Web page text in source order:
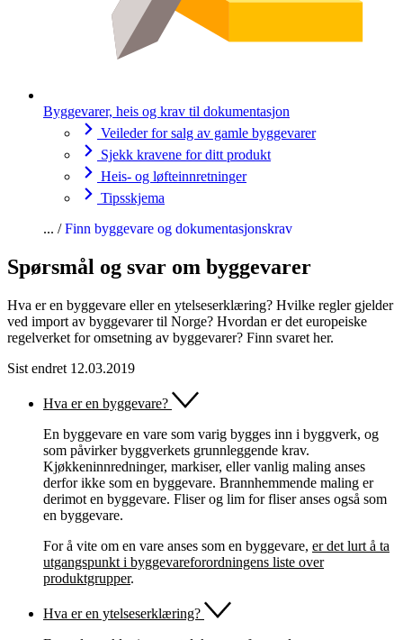
Byggevarer, heis og krav til dokumentasjon
Veileder for salg av gamle byggevarer
Sjekk kravene for ditt produkt
Heis- og løfteinnretninger
Tipsskjema
Finn byggevare og dokumentasjonskrav
Spørsmål og svar om byggevarer
Hva er en byggevare eller en ytelseserklæring? Hvilke regler gjelder
ved import av byggevarer til Norge? Hvordan er det europeiske
regelverket for omsetning av byggevarer? Finn svaret her.
Sist endret 12.03.2019
Hva er en byggevare?
En byggevare en vare som varig bygges inn i byggverk, og
som påvirker byggverkets grunnleggende krav.
Kjøkkeninnredninger, markiser, eller vanlig maling anses
derfor ikke som en byggevare. Brannhemmende maling er
derimot en byggevare. Fliser og lim for fliser anses også som
en byggevare.
For å vite om en vare anses som en byggevare, er det lurt å ta
utgangspunkt i byggevareforordningens liste over
produktgrupper.
Hva er en ytelseserklæring?